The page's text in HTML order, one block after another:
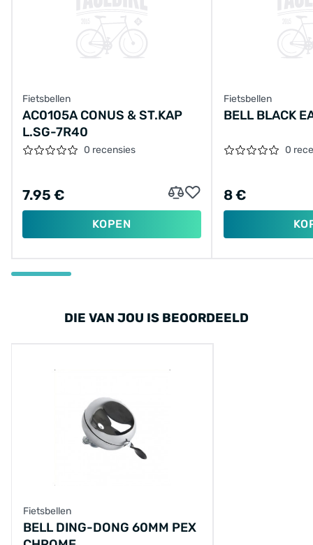
Fietsbellen
AC0105A CONUS & ST.KAP
L.SG-7R40
0 recensies
7.95 €
KOPEN
Fietsbellen
BELL BLACK
0
8 €
DIE VAN JOU IS BEOORDEELD
Fietsbellen
BELL DING-DONG 60MM PEX